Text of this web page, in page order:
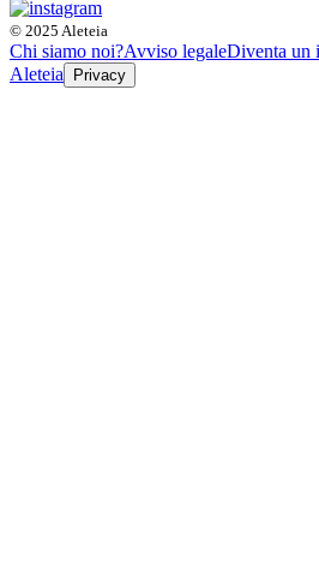
© 2025 Aleteia
Chi siamo noi?Avviso legaleDiventa un
Aleteia
Privacy